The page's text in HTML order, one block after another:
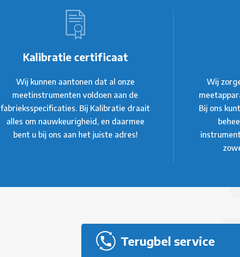
Kalibratie certificaat
Wij kunnen aantonen dat al onze
meetinstrumenten voldoen aan de
fabrieksspecificaties. Bij Kalibratie draait
alles om nauwkeurigheid, en daarmee
bent u bij ons aan het juiste adres!
Wij
Bij ons
Terugbel service